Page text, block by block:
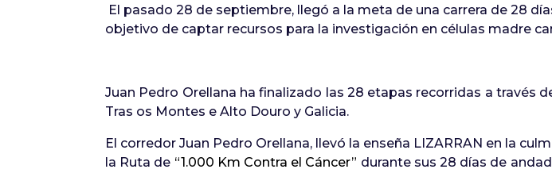
El pasado 28 de septiembre, llegó a la meta de una carrera de 28
objetivo de captar recursos para la investigación en células madre
Juan Pedro Orellana ha finalizado las 28 etapas recorridas a través
Tras os Montes e Alto Douro y Galicia.
El corredor Juan Pedro Orellana, llevó la enseña LIZARRAN en la
la Ruta de “1.000 Km Contra el Cáncer” durante sus 28 días de